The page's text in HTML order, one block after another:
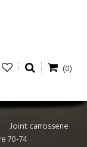
(0)
Joint carrosserie
70-74